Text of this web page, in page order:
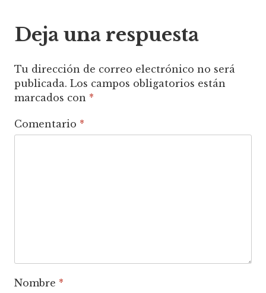
Deja una respuesta
Tu dirección de correo electrónico no será
publicada. Los campos obligatorios están
marcados con *
Comentario *
Nombre *